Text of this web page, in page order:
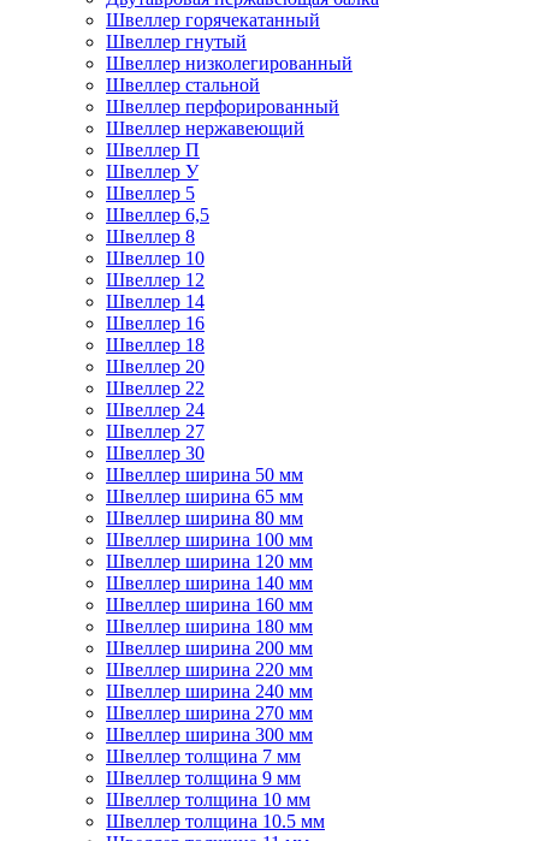
Швеллер горячекатанный
Швеллер гнутый
Швеллер низколегированный
Швеллер стальной
Швеллер перфорированный
Швеллер нержавеющий
Швеллер П
Швеллер У
Швеллер 5
Швеллер 6,5
Швеллер 8
Швеллер 10
Швеллер 12
Швеллер 14
Швеллер 16
Швеллер 18
Швеллер 20
Швеллер 22
Швеллер 24
Швеллер 27
Швеллер 30
Швеллер ширина 50 мм
Швеллер ширина 65 мм
Швеллер ширина 80 мм
Швеллер ширина 100 мм
Швеллер ширина 120 мм
Швеллер ширина 140 мм
Швеллер ширина 160 мм
Швеллер ширина 180 мм
Швеллер ширина 200 мм
Швеллер ширина 220 мм
Швеллер ширина 240 мм
Швеллер ширина 270 мм
Швеллер ширина 300 мм
Швеллер толщина 7 мм
Швеллер толщина 9 мм
Швеллер толщина 10 мм
Швеллер толщина 10.5 мм